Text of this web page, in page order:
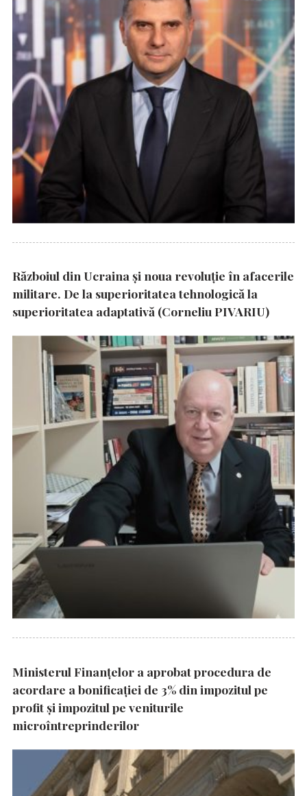
Războiul din Ucraina și noua revoluție în afacerile
militare. De la superioritatea tehnologică la
superioritatea adaptativă (Corneliu PIVARIU)
Ministerul Finanțelor a aprobat procedura de
acordare a bonificației de 3% din impozitul pe
profit și impozitul pe veniturile
microîntreprinderilor